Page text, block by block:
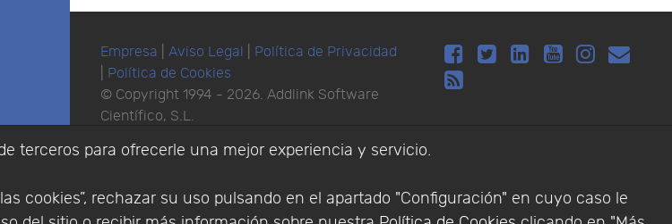
terceros para ofrecerle una mejor experiencia y servicio.
cookies”, rechazar su uso pulsando en el apartado "Configuración" en cuyo caso le
Empresa Aviso Legal
Política de Privacidad
Política de Cookies
© Copyright 1994 - 2026. Addlink Software
Científico, S.L.
España y Portugal.